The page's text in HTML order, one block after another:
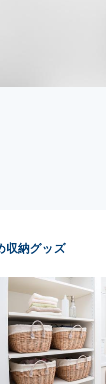
収納グッズ